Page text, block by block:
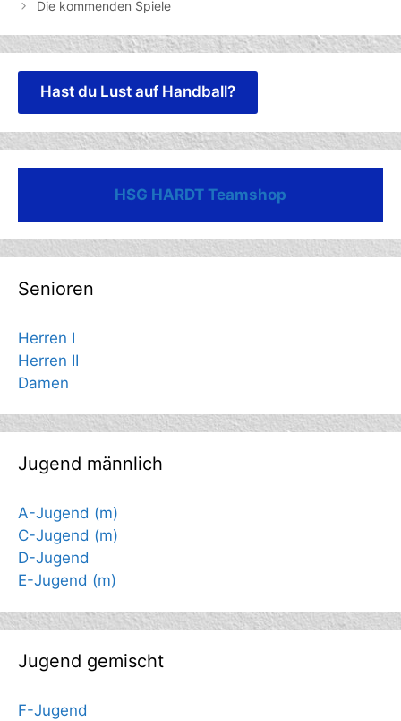
Die kommenden Spiele
Hast du Lust auf Handball?
HSG HARDT Teamshop
Senioren
Herren I
Herren II
Damen
Jugend männlich
A-Jugend (m)
C-Jugend (m)
D-Jugend
E-Jugend (m)
Jugend gemischt
F-Jugend